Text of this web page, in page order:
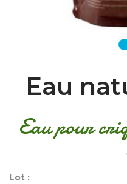
Eau
Eau pour
Lot :